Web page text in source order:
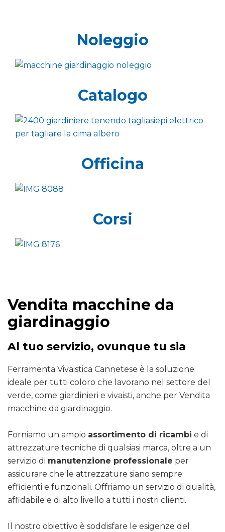
Noleggio
Catalogo
Officina
Corsi
Vendita macchine da
giardinaggio
Al tuo servizio, ovunque tu sia
Ferramenta Vivaistica Cannetese è la soluzione
ideale per tutti coloro che lavorano nel settore del
verde, come giardinieri e vivaisti, anche per Vendita
macchine da giardinaggio.
Forniamo un ampio assortimento di ricambi e di
attrezzature tecniche di qualsiasi marca, oltre a un
servizio di manutenzione professionale per
assicurare che le attrezzature siano sempre
efficienti e funzionali. Offriamo un servizio di qualità,
affidabile e di alto livello a tutti i nostri clienti.
Il nostro obiettivo è soddisfare le esigenze del